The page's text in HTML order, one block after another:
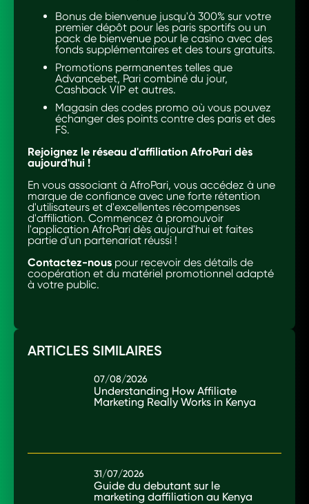
Bonus de bienvenue jusqu'à 300% sur votre
premier dépôt pour les paris sportifs ou un
pack de bienvenue pour le casino avec des
fonds supplémentaires et des tours gratuits.
Promotions permanentes telles que
Advancebet, Pari combiné du jour,
Cashback VIP et autres.
Magasin des codes promo où vous pouvez
échanger des points contre des paris et des
FS.
Rejoignez le réseau d'affiliation AfroPari dès
aujourd'hui !
En vous associant à AfroPari, vous accédez à une
marque de confiance avec une forte rétention
d'utilisateurs et d'excellentes récompenses
d'affiliation. Commencez à promouvoir
l'application AfroPari dès aujourd'hui et faites
partie d'un partenariat réussi !
Contactez-nous pour recevoir des détails de
coopération et du matériel promotionnel adapté
à votre public.
ARTICLES SIMILAIRES
07/08/2026
Understanding How Affiliate
Marketing Really Works in Kenya
31/07/2026
Guide du debutant sur le
marketing daffiliation au Kenya